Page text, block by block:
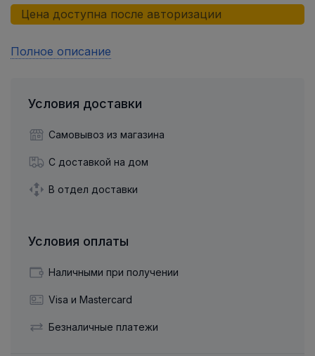
Цена доступна после авторизации
Полное описание
Условия доставки
Самовывоз из магазина
С доставкой на дом
В отдел доставки
Условия оплаты
Наличными при получении
Visa и Mastercard
Безналичные платежи